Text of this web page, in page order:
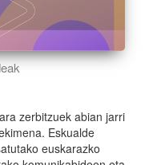
zerbitzuek abian jarri
Eskualde
euskarazko